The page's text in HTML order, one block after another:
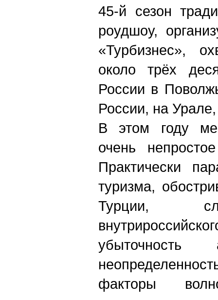
45-й сезон
роудшоу,
«Турбизнес»,
около трёх
России в
России, на
В этом году
очень
Практически
туризма,
Турции,
убыточность
факторы